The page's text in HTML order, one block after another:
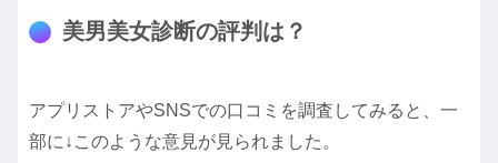
美男美女診断の評判は？
アプリストアやSNSでの口コミを調査してみると、一
部に↓このような意見が見られました。